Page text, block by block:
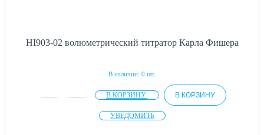
HI903-02 волюметрический титратор Карла Фишера
В наличии: 0 шт.
В КОРЗИНУ В КОРЗИНУ
УВЕДОМИТЬ